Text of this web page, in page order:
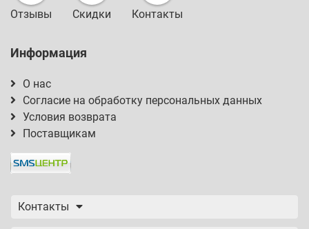
Отзывы Скидки Контакты
Информация
О нас
Согласие на обработку персональных данных
Условия возврата
Поставщикам
Контакты